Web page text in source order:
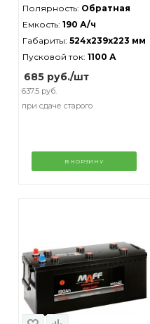
Полярность: Обратная
Емкость: 190 А/ч
Габариты: 524x239x223 мм
Пусковой ток: 1100 А
685 руб./шт
637.5 руб.
при сдаче старого
В КОРЗИНУ